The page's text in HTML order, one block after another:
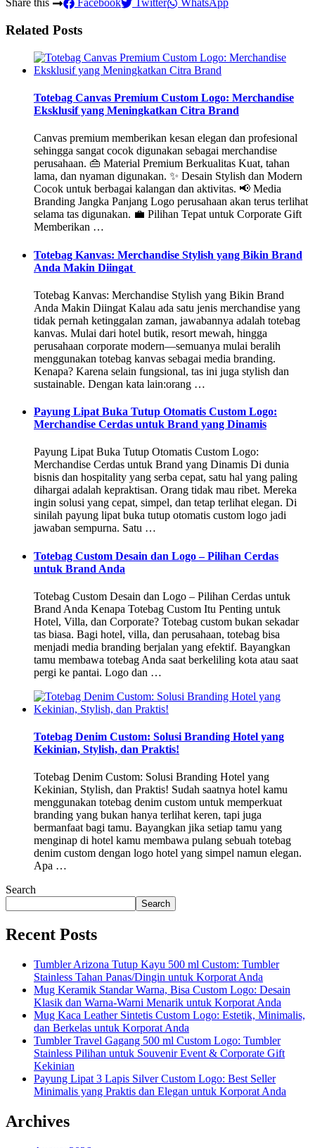
Share this Facebook Twitter WhatsApp
Related Posts
Totebag Canvas Premium Custom Logo: Merchandise
Eksklusif yang Meningkatkan Citra Brand
Canvas premium memberikan kesan elegan dan profesional
sehingga sangat cocok digunakan sebagai merchandise
perusahaan. 👜 Material Premium Berkualitas Kuat, tahan
lama, dan nyaman digunakan. ✨ Desain Stylish dan Modern
Cocok untuk berbagai kalangan dan aktivitas. 📢 Media
Branding Jangka Panjang Logo perusahaan akan terus terlihat
selama tas digunakan. 💼 Pilihan Tepat untuk Corporate Gift
Memberikan …
Totebag Kanvas: Merchandise Stylish yang Bikin Brand
Anda Makin Diingat
Totebag Kanvas: Merchandise Stylish yang Bikin Brand
Anda Makin Diingat Kalau ada satu jenis merchandise yang
tidak pernah ketinggalan zaman, jawabannya adalah totebag
kanvas. Mulai dari hotel butik, resort mewah, hingga
perusahaan corporate modern—semuanya mulai beralih
menggunakan totebag kanvas sebagai media branding.
Kenapa? Karena selain fungsional, tas ini juga stylish dan
sustainable. Dengan kata lain:orang …
Payung Lipat Buka Tutup Otomatis Custom Logo:
Merchandise Cerdas untuk Brand yang Dinamis
Payung Lipat Buka Tutup Otomatis Custom Logo:
Merchandise Cerdas untuk Brand yang Dinamis Di dunia
bisnis dan hospitality yang serba cepat, satu hal yang paling
dihargai adalah kepraktisan. Orang tidak mau ribet. Mereka
ingin solusi yang cepat, simpel, dan tetap terlihat elegan. Di
sinilah payung lipat buka tutup otomatis custom logo jadi
jawaban sempurna. Satu …
Totebag Custom Desain dan Logo – Pilihan Cerdas
untuk Brand Anda
Totebag Custom Desain dan Logo – Pilihan Cerdas untuk
Brand Anda Kenapa Totebag Custom Itu Penting untuk
Hotel, Villa, dan Corporate? Totebag custom bukan sekadar
tas biasa. Bagi hotel, villa, dan perusahaan, totebag bisa
menjadi media branding berjalan yang efektif. Bayangkan
tamu membawa totebag Anda saat berkeliling kota atau saat
pergi ke pantai. Logo dan …
Totebag Denim Custom: Solusi Branding Hotel yang
Kekinian, Stylish, dan Praktis!
Totebag Denim Custom: Solusi Branding Hotel yang
Kekinian, Stylish, dan Praktis! Sudah saatnya hotel kamu
menggunakan totebag denim custom untuk memperkuat
branding yang bukan hanya terlihat keren, tapi juga
bermanfaat bagi tamu. Bayangkan jika setiap tamu yang
menginap di hotel kamu membawa pulang sebuah totebag
denim custom dengan logo hotel yang simpel namun elegan.
Apa …
Search
Search
Recent Posts
Tumbler Arizona Tutup Kayu 500 ml Custom: Tumbler
Stainless Tahan Panas/Dingin untuk Korporat Anda
Mug Keramik Standar Warna, Bisa Custom Logo: Desain
Klasik dan Warna-Warni Menarik untuk Korporat Anda
Mug Kaca Leather Sintetis Custom Logo: Estetik, Minimalis,
dan Berkelas untuk Korporat Anda
Tumbler Travel Gagang 500 ml Custom Logo: Tumbler
Stainless Pilihan untuk Souvenir Event & Corporate Gift
Kekinian
Payung Lipat 3 Lapis Silver Custom Logo: Best Seller
Minimalis yang Praktis dan Elegan untuk Korporat Anda
Archives